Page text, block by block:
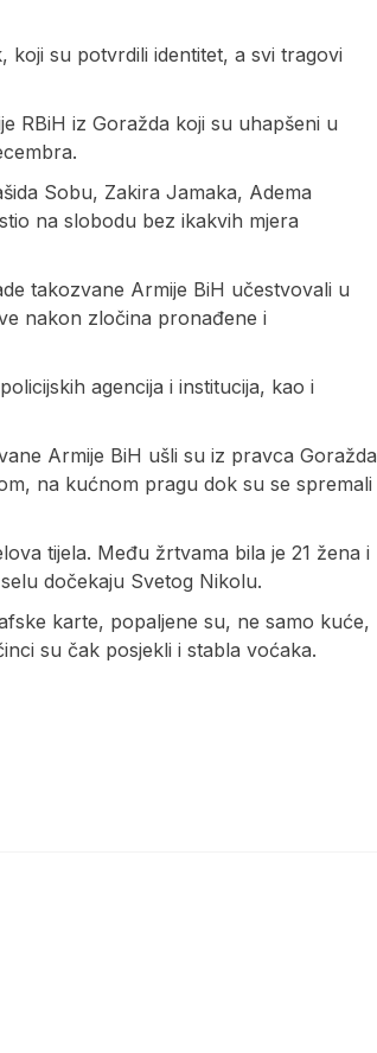
koji su potvrdili identitet, a svi tragovi
RBiH iz Goražda koji su uhapšeni u
Sobu, Zakira Јamaka, Adema
na slobodu bez ikakvih mjera
takozvane Armije BiH učestvovali u
nakon zločina pronađene i
agencija i institucija, kao i
Armije BiH ušli su iz pravca Goražda
na kućnom pragu dok su se spremali
tijela. Među žrtvama bila je 21 žena i
dočekaju Svetog Nikolu.
karte, popaljene su, ne samo kuće,
su čak posjekli i stabla voćaka.